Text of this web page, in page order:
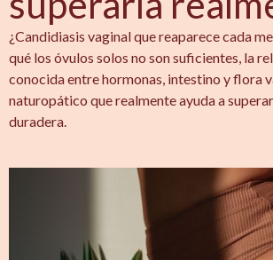
¿Candidiasis vaginal que reaparece cada
qué los óvulos solos no son suficientes, la
conocida entre hormonas, intestino y flora
naturopático que realmente ayuda a
duradera.